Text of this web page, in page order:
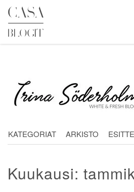
Skip
content
KATEGORIAT ARKISTO
Kuukausi: